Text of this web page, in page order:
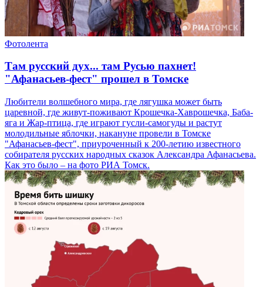
Фотолента
Там русский дух... там Русью пахнет!
"Афанасьев-фест" прошел в Томске
Любители волшебного мира, где лягушка может быть
царевной, где живут-поживают Крошечка-Хаврошечка, Баба-
яга и Жар-птица, где играют гусли-самогуды и растут
молодильные яблочки, накануне провели в Томске
"Афанасьев-фест", приуроченный к 200-летию известного
собирателя русских народных сказок Александра Афанасьева.
Как это было – на фото РИА Томск.